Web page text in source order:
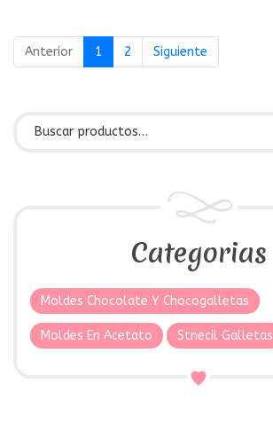
Anterior 1 2 Siguiente
Categorias
Moldes Chocolate Y Chocogalletas
Moldes En Acetato Stnecil Galletas